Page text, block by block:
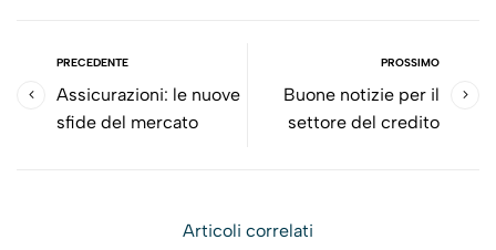
PRECEDENTE
Assicurazioni: le nuove
sfide del mercato
PROSSIMO
Buone notizie per il
settore del credito
Articoli correlati